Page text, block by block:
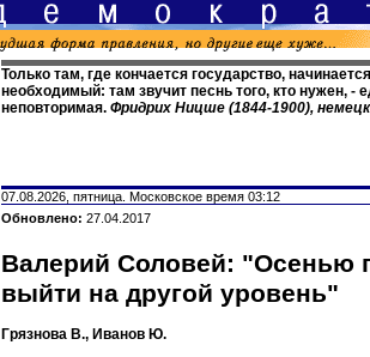
Только там, где кончается государство,
необходимый: там звучит песнь того, кто нужен, -
неповторимая. Фридрих Ницше (1844-1900),
07.08.2026, пятница. Московское время 03:12
Обновлено: 27.04.2017
Валерий Соловей: "Осенью
выйти на другой уровень"
Грязнова В., Иванов Ю.